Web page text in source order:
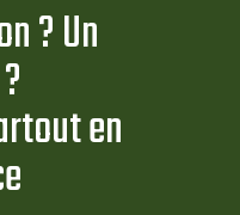
? Un
en